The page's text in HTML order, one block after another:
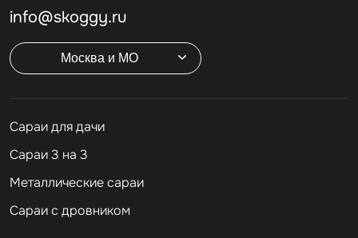
info@skoggy.ru
Москва и МО
Cараи для дачи
Сараи 3 на 3
Металлические сараи
Сараи с дровником